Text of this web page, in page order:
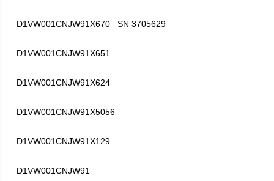
D1VW001CNJW91X670 SN 3705629
D1VW001CNJW91X651
D1VW001CNJW91X624
D1VW001CNJW91X5056
D1VW001CNJW91X129
D1VW001CNJW91